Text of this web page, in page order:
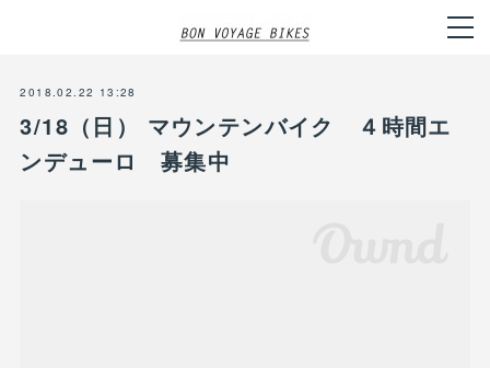
2018.02.22 13:28
3/18（日） マウンテンバイク ４時間エ
ンデューロ 募集中